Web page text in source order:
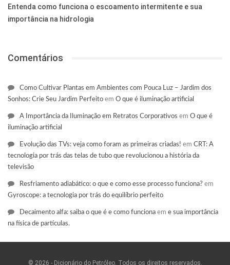
Entenda como funciona o escoamento intermitente e sua
importância na hidrologia
Comentários
Como Cultivar Plantas em Ambientes com Pouca Luz – Jardim dos
Sonhos: Crie Seu Jardim Perfeito em O que é iluminação artificial
A Importância da Iluminação em Retratos Corporativos em O que é
iluminação artificial
Evolução das TVs: veja como foram as primeiras criadas! em CRT: A
tecnologia por trás das telas de tubo que revolucionou a história da
televisão
Resfriamento adiabático: o que e como esse processo funciona? em
Gyroscope: a tecnologia por trás do equilíbrio perfeito
Decaimento alfa: saiba o que é e como funciona em e sua importância
na física de partículas.
© 2026 - Dicionário do Petróleo. Todos os direitos reservados.